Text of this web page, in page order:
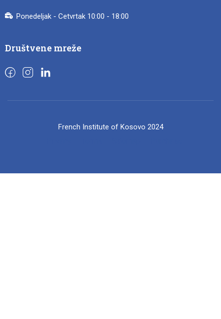
Ponedeljak - Cetvrtak 10:00 - 18:00
Društvene mreže
French Institute of Kosovo 2024